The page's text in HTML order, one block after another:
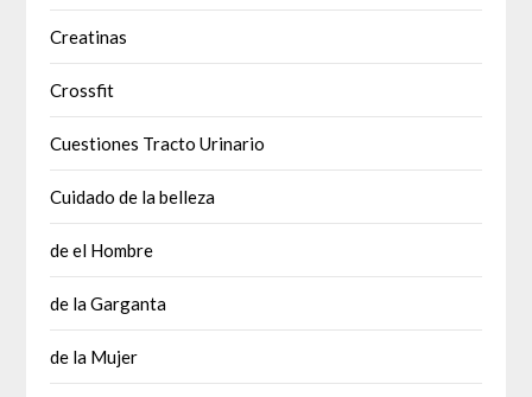
Creatinas
Crossfit
Cuestiones Tracto Urinario
Cuidado de la belleza
de el Hombre
de la Garganta
de la Mujer